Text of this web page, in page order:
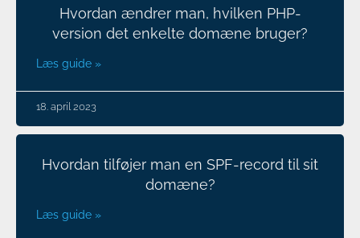
Hvordan ændrer man, hvilken PHP-
version det enkelte domæne bruger?
Læs guide »
18. april 2023
Hvordan tilføjer man en SPF-record til sit
domæne?
Læs guide »